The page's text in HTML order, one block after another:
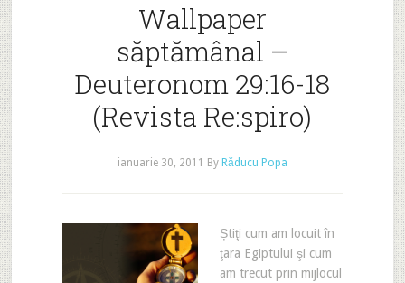
Wallpaper
săptămânal –
Deuteronom 29:16-18
(Revista Re:spiro)
ianuarie 30, 2011 By Răducu Popa
Știţi cum am locuit în
ţara Egiptului şi cum
am trecut prin mijlocul